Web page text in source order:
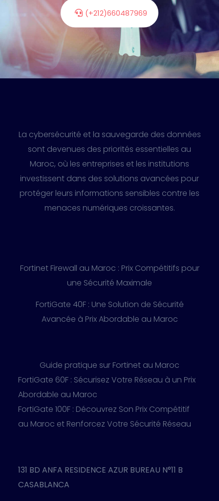
(+212)660487969
La cybersécurité et la sauvegarde des données
sont devenues des priorités essentielles au
Maroc, où les entreprises et les institutions
investissent dans des solutions avancées pour
protéger leurs informations sensibles contre les
menaces numériques croissantes.
Fortinet Firewall au Maroc : Prix Compétitifs pour
une Sécurité Maximale
FortiGate 40F : Une Solution de Sécurité
Avancée à Prix Abordable au Maroc
Guide pratique sur Fortinet au Maroc
FortiGate 60F : Sécurisez Votre Réseau à un Prix
Abordable au Maroc
FortiGate 100F : Découvrez Son Prix Compétitif
au Maroc et Renforcez Votre Sécurité Réseau
131 BD ANFA RESIDENCE AZUR BUREAU N°11 B
CASABLANCA